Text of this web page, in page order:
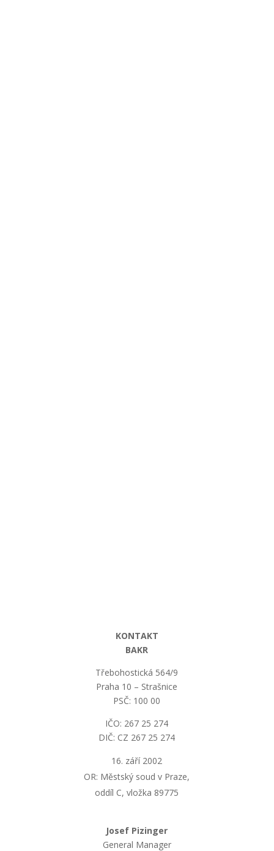
KONTAKT
BAKR
Třebohostická 564/9
Praha 10 – Strašnice
PSČ: 100 00
IČO: 267 25 274
DIČ: CZ 267 25 274
září 2002
OR: Městský soud v Praze,
oddíl C, vložka 89775
Josef Pizinger
General Manager